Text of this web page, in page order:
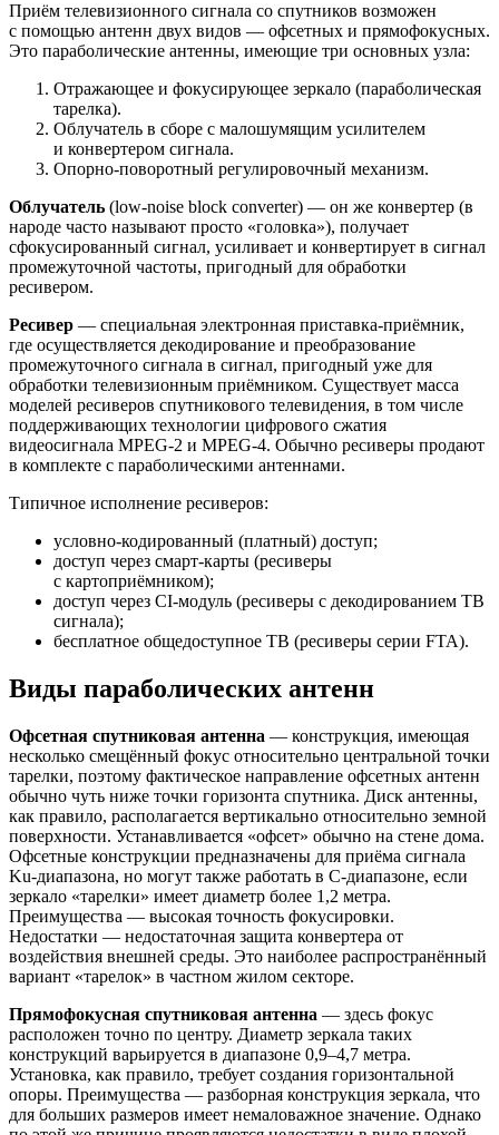
Приём телевизионного сигнала со спутников возможен
с помощью антенн двух видов — офсетных и прямофокусных.
Это параболические антенны, имеющие три основных узла:
Отражающее и фокусирующее зеркало (параболическая
тарелка).
Облучатель в сборе с малошумящим усилителем
и конвертером сигнала.
Опорно-поворотный регулировочный механизм.
Облучатель (low-noise block converter) — он же конвертер (в
народе часто называют просто «головка»), получает
сфокусированный сигнал, усиливает и конвертирует в сигнал
промежуточной частоты, пригодный для обработки
ресивером.
Ресивер — специальная электронная приставка-приёмник,
где осуществляется декодирование и преобразование
промежуточного сигнала в сигнал, пригодный уже для
обработки телевизионным приёмником. Существует масса
моделей ресиверов спутникового телевидения, в том числе
поддерживающих технологии цифрового сжатия
видеосигнала MPEG-2 и MPEG-4. Обычно ресиверы продают
в комплекте с параболическими антеннами.
Типичное исполнение ресиверов:
условно-кодированный (платный) доступ;
доступ через смарт-карты (ресиверы
с картоприёмником);
доступ через CI-модуль (ресиверы с декодированием ТВ
сигнала);
бесплатное общедоступное ТВ (ресиверы серии FTA).
Виды параболических антенн
Офсетная спутниковая антенна — конструкция, имеющая
несколько смещённый фокус относительно центральной точки
тарелки, поэтому фактическое направление офсетных антенн
обычно чуть ниже точки горизонта спутника. Диск антенны,
как правило, располагается вертикально относительно земной
поверхности. Устанавливается «офсет» обычно на стене дома.
Офсетные конструкции предназначены для приёма сигнала
Ku-диапазона, но могут также работать в С-диапазоне, если
зеркало «тарелки» имеет диаметр более 1,2 метра.
Преимущества — высокая точность фокусировки.
Недостатки — недостаточная защита конвертера от
воздействия внешней среды. Это наиболее распространённый
вариант «тарелок» в частном жилом секторе.
Прямофокусная спутниковая антенна — здесь фокус
расположен точно по центру. Диаметр зеркала таких
конструкций варьируется в диапазоне 0,9–4,7 метра.
Установка, как правило, требует создания горизонтальной
опоры. Преимущества — разборная конструкция зеркала, что
для больших размеров имеет немаловажное значение. Однако